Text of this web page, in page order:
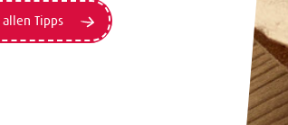
allen Tipps